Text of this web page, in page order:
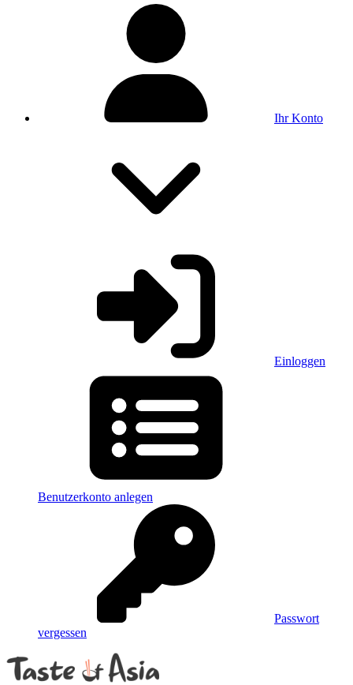
Ihr Konto
Einloggen
Benutzerkonto anlegen
Passwort
vergessen